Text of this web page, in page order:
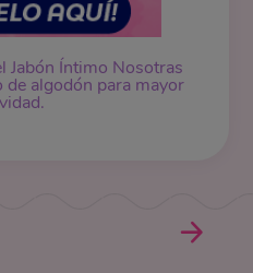
Jabón Íntimo Nosotras
algodón para mayor